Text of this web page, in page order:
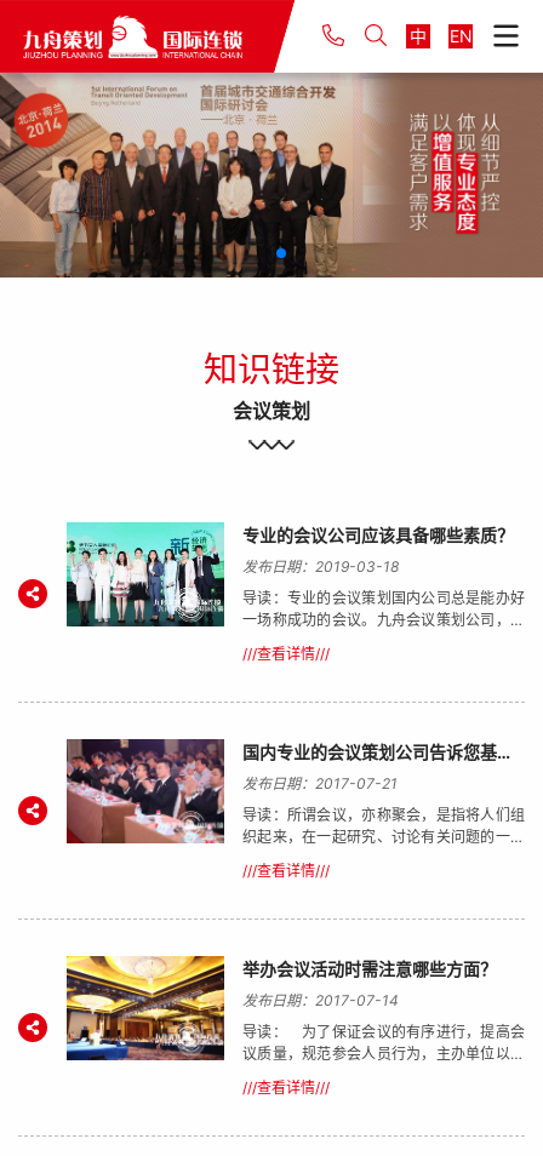
中 EN
知识链接
会议策划
专业的会议公司应该具备哪些素质？
发布日期：2019-03-18
导读：专业的会议策划国内公司总是能办好
一场称成功的会议。九舟会议策划公司，具
有极度专业化的策划团队，且深知一场会议
成功应该具备哪些因素。一个能够真正的举
的沟通，会议举办方接待方都去遵守会议流
要因素之一。
///查看详情///
国内专业的会议策划公司告诉您基本的会议礼仪
发布日期：2017-07-21
导读：所谓会议，亦称聚会，是指将人们组
织起来，在一起研究、讨论有关问题的一种
社会活动方式。会前准备阶段，要进行的组
织准备工作大体上有如下四项：
///查看详情///
举办会议活动时需注意哪些方面？
发布日期：2017-07-14
导读： 为了保证会议的有序进行，提高会
议质量，规范参会人员行为，主办单位以及
策划公司，应尽早制定详细的方案列举出并
通知参会人员，一些主要环节更加需要注
的一些注意事项：
///查看详情///